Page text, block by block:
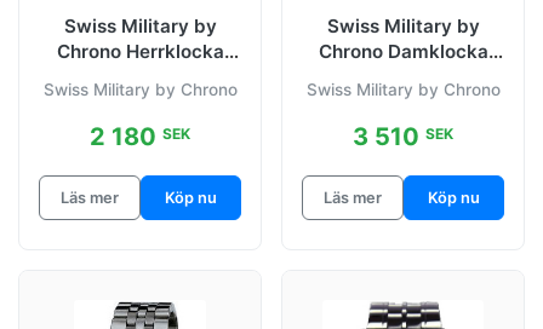
Swiss Military by
Chrono Herrklocka
Grå/Stål Ø42
Swiss Military by Chrono
2 180 SEK
Läs mer Köp nu
Swiss Military by
Chrono Damklocka
Vit/Stål Ø36 mm
Swiss Military by Chrono
3 510 SEK
Läs mer Köp nu